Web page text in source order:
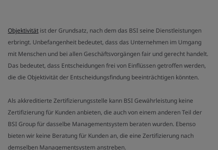
Objektivität ist der Grundsatz, nach dem das BSI seine Dienstleistungen
erbringt. Unbefangenheit bedeutet, dass das Unternehmen im Umgang
mit Menschen und bei allen Geschäftsvorgängen fair und gerecht handelt.
Das bedeutet, dass Entscheidungen frei von Einflüssen getroffen werden,
die die Objektivität der Entscheidungsfindung beeinträchtigen könnten.
Als akkreditierte Zertifizierungsstelle kann BSI Gewährleistung keine
Zertifizierung für Kunden anbieten, die auch von einem anderen Teil der
BSI Group für dasselbe Managementsystem beraten wurden. Ebenso
bieten wir keine Beratung für Kunden an, die eine Zertifizierung nach
demselben Managementsystem anstreben.